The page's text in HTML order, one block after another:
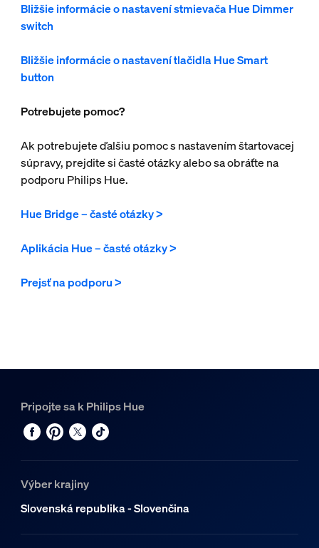
Bližšie informácie o nastavení stmievača Hue Dimmer
switch
Bližšie informácie o nastavení tlačidla Hue Smart
button
Potrebujete pomoc?
Ak potrebujete ďalšiu pomoc s nastavením štartovacej
súpravy, prejdite si časté otázky alebo sa obráťte na
podporu Philips Hue.
Hue Bridge – časté otázky >
Aplikácia Hue – časté otázky >
Prejsť na podporu >
Pripojte sa k Philips Hue
Výber krajiny
Slovenská republika - Slovenčina